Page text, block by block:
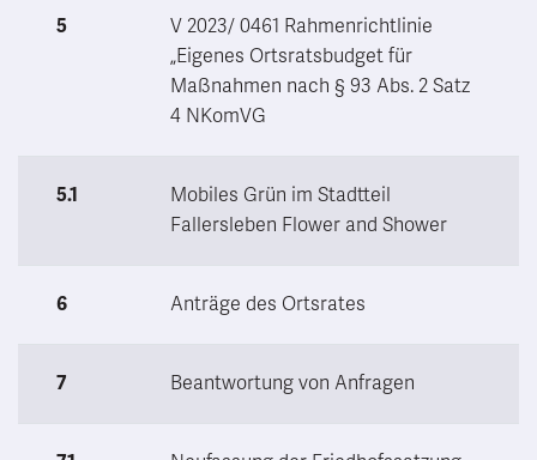
5
V 2023/ 0461 Rahmenrichtlinie
„Eigenes Ortsratsbudget für
Maßnahmen nach § 93 Abs. 2 Satz
4 NKomVG
5.1
Mobiles Grün im Stadtteil
Fallersleben Flower and Shower
6 Anträge des Ortsrates
7 Beantwortung von Anfragen